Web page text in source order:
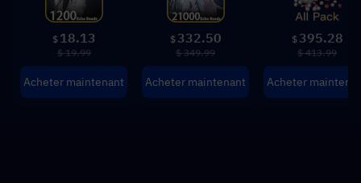
$ 18.13
$ 19.99
Acheter maintenant
$ 332.50
$ 349.99
Acheter maintenant
$ 395.28
$ 413.99
Acheter